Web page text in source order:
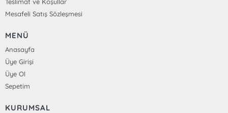
Mesafeli Satış Sözleşmesi
MENÜ
Anasayfa
Üye Girişi
Üye Ol
Sepetim
KURUMSAL